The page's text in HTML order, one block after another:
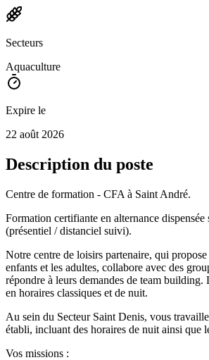
Secteurs
Aquaculture
Expire le
22 août 2026
Description du poste
Centre de formation - CFA à Saint André.
Formation certifiante en alternance
(présentiel / distanciel suivi).
Notre centre de loisirs partenaire, qui
enfants et les adultes, collabore avec des
répondre à leurs demandes de team
en horaires classiques et de nuit.
Au sein du Secteur Saint Denis, vous
établi, incluant des horaires de nuit ainsi que
Vos missions :